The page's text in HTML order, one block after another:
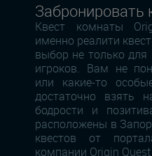
Забронировать
Квест комнаты
именно реалити
выбор не только
игроков. Вам не
или какие-то
достаточно взять
бодрости и
расположены в
квестов от
компании Origin